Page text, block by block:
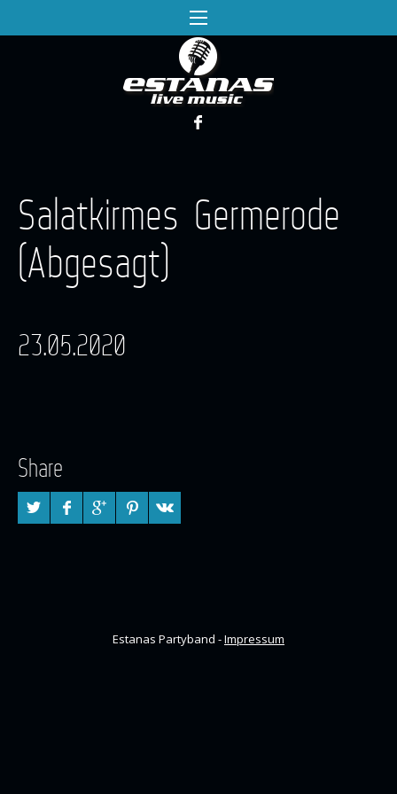
Salatkirmes Germerode
(Abgesagt)
23.05.2020
Share
Estanas Partyband -Impressum